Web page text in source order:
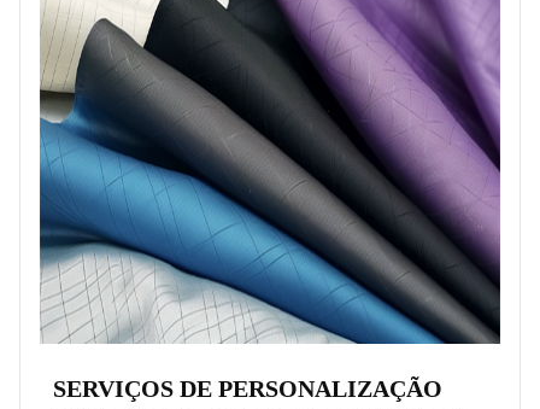
SERVIÇOS DE PERSONALIZAÇÃO